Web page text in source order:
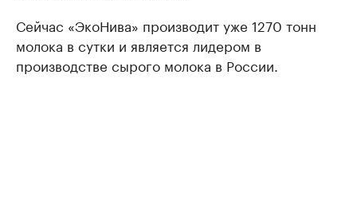
Сейчас «ЭкоНива» производит уже 1270 тонн
молока в сутки и является лидером в
производстве сырого молока в России.